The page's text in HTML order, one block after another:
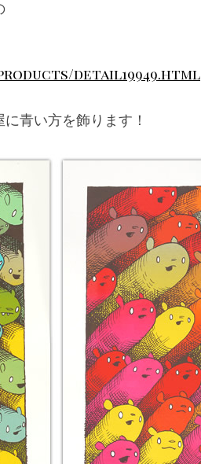
detail19949.html
青い方を飾ります！